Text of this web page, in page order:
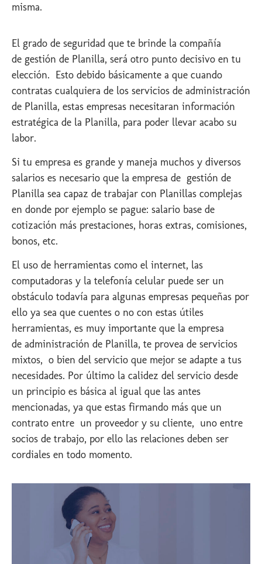
misma.
El grado de seguridad que te brinde la compañía
de gestión de Planilla, será otro punto decisivo en tu
elección. Esto debido básicamente a que cuando
contratas cualquiera de los servicios de administración
de Planilla, estas empresas necesitaran información
estratégica de la Planilla, para poder llevar acabo su
labor.
Si tu empresa es grande y maneja muchos y diversos
salarios es necesario que la empresa de gestión de
Planilla sea capaz de trabajar con Planillas complejas
en donde por ejemplo se pague: salario base de
cotización más prestaciones, horas extras, comisiones,
bonos, etc.
El uso de herramientas como el internet, las
computadoras y la telefonía celular puede ser un
obstáculo todavía para algunas empresas pequeñas por
ello ya sea que cuentes o no con estas útiles
herramientas, es muy importante que la empresa
de administración de Planilla, te provea de servicios
mixtos, o bien del servicio que mejor se adapte a tus
necesidades. Por último la calidez del servicio desde
un principio es básica al igual que las antes
mencionadas, ya que estas firmando más que un
contrato entre un proveedor y su cliente, uno entre
socios de trabajo, por ello las relaciones deben ser
cordiales en todo momento.